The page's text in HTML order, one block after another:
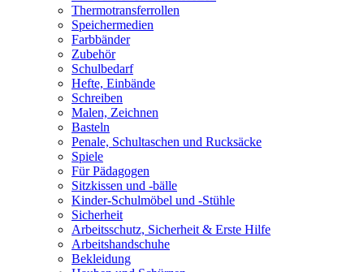
Thermotransferrollen
Speichermedien
Farbbänder
Zubehör
Schulbedarf
Hefte, Einbände
Schreiben
Malen, Zeichnen
Basteln
Penale, Schultaschen und Rucksäcke
Spiele
Für Pädagogen
Sitzkissen und -bälle
Kinder-Schulmöbel und -Stühle
Sicherheit
Arbeitsschutz, Sicherheit & Erste Hilfe
Arbeitshandschuhe
Bekleidung